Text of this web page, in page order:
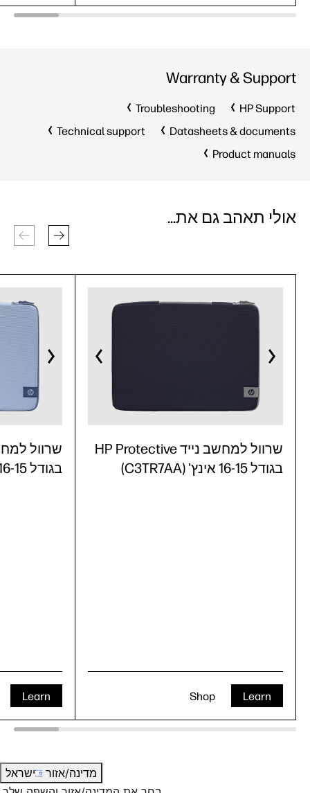
Warranty & Support
HP Support
Troubleshooting
Datasheets & documents
Technical support
Product manuals
אולי תאהב גם את...
בגודל 16-15 אינץ' (C3TR6AA)
Learn
שרוול למחשב נייד HP Protective
בגודל 16-15 אינץ' (C3TR7AA)
Learn
Shop
מדינה/אזור
ישראל